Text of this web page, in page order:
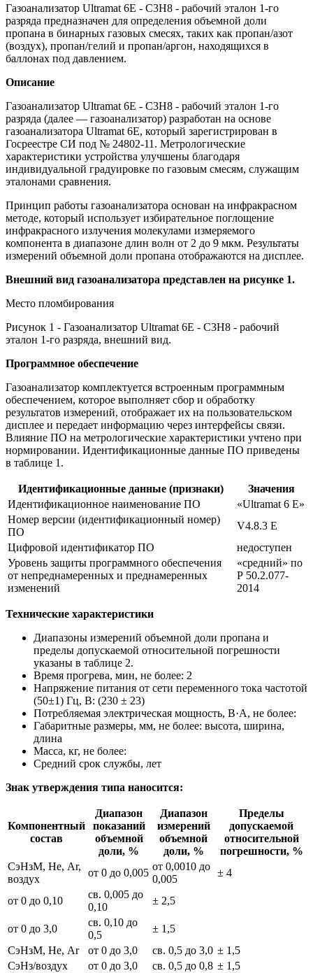
Газоанализатор Ultramat 6E - C3H8 - рабочий эталон 1-го
разряда предназначен для определения объемной доли
пропана в бинарных газовых смесях, таких как пропан/азот
(воздух), пропан/гелий и пропан/аргон, находящихся в
баллонах под давлением.
Описание
Газоанализатор Ultramat 6E - С3Н8 - рабочий эталон 1-го
разряда (далее — газоанализатор) разработан на основе
газоанализатора Ultramat 6E, который зарегистрирован в
Госреестре СИ под № 24802-11. Метрологические
характеристики устройства улучшены благодаря
индивидуальной градуировке по газовым смесям, служащим
эталонами сравнения.
Принцип работы газоанализатора основан на инфракрасном
методе, который использует избирательное поглощение
инфракрасного излучения молекулами измеряемого
компонента в диапазоне длин волн от 2 до 9 мкм. Результаты
измерений объемной доли пропана отображаются на дисплее.
Внешний вид газоанализатора представлен на рисунке 1.
Место пломбирования
Рисунок 1 - Газоанализатор Ultramat 6E - С3Н8 - рабочий
эталон 1-го разряда, внешний вид.
Программное обеспечение
Газоанализатор комплектуется встроенным программным
обеспечением, которое выполняет сбор и обработку
результатов измерений, отображает их на пользовательском
дисплее и передает информацию через интерфейсы связи.
Влияние ПО на метрологические характеристики учтено при
нормировании. Идентификационные данные ПО приведены
в таблице 1.
Идентификационные данные (признаки)
Значения
Идентификационное наименование ПО
«Ultramat 6 Е»
Номер версии (идентификационный номер)
ПО
V4.8.3 E
Цифровой идентификатор ПО
недоступен
Уровень защиты программного обеспечения
от непреднамеренных и преднамеренных
изменений
«средний» по
Р 50.2.077-
2014
Технические характеристики
Диапазоны измерений объемной доли пропана и
пределы допускаемой относительной погрешности
указаны в таблице 2.
Время прогрева, мин, не более: 2
Напряжение питания от сети переменного тока частотой
(50±1) Гц, В: (230 ± 23)
Потребляемая электрическая мощность, В·А, не более:
Габаритные размеры, мм, не более: высота, ширина,
длина
Масса, кг, не более:
Средний срок службы, лет
Знак утверждения типа наносится:
Компонентный
состав
Диапазон
показаний
объемной
доли, %
Диапазон
измерений
объемной
доли, %
Пределы
допускаемой
относительной
погрешности, %
СэНзМ, Не, Ar,
воздух
от 0 до 0,005
от 0,0010 до
0,005
± 4
от 0 до 0,10
св. 0,005 до
0,10
± 2,5
от 0 до 3,0
св. 0,10 до
0,5
± 1,5
СэНзМ, Не, Ar
от 0 до 3,0 св. 0,5 до 3,0 ± 1,5
СэНз/воздух
от 0 до 3,0 св. 0,5 до 0,8 ± 1,5